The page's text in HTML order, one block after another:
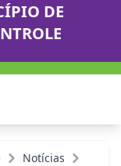
DE
Notícias